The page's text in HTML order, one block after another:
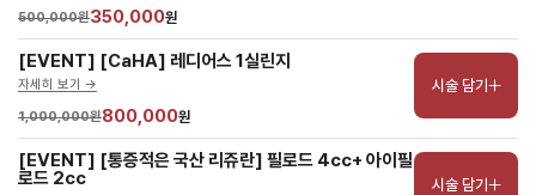
500,000원350,000원
[EVENT] [CaHA] 레디어스 1실린지
자세히 보기 ->
1,000,000원800,000원
시술 담기
[EVENT] [통증적은 국산 리쥬란] 필로드 4cc+ 아이필
로드 2cc
시술 담기